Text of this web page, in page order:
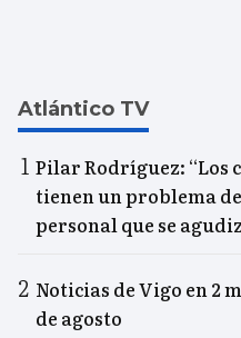
Atlántico TV
Pilar Rodríguez: “Los
tienen un problema
personal que se
Noticias de Vigo en 2
de agosto